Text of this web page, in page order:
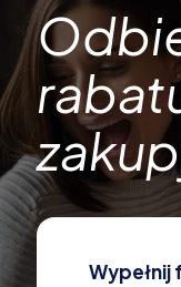
Wypełnij